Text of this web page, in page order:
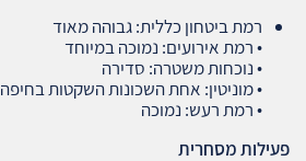
רמת ביטחון כללית: גבוהה מאוד
• רמת אירועים: נמוכה במיוחד
• נוכחות משטרה: סדירה
• מוניטין: אחת השכונות השקטות בחיפה
• רמת רעש: נמוכה
פעילות מסחרית